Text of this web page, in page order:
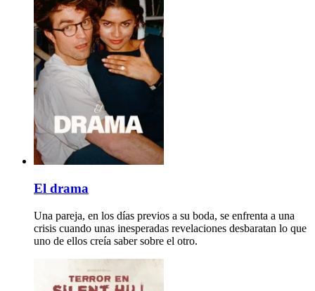
El drama
Una pareja, en los días previos a su boda, se enfrenta a una
crisis cuando unas inesperadas revelaciones desbaratan lo que
uno de ellos creía saber sobre el otro.